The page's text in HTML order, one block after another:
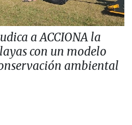
a ACCIONA la
con un modelo
ambiental